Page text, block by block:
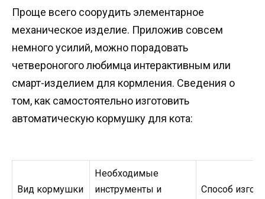
Проще всего соорудить элементарное
механическое изделие. Приложив совсем
немного усилий, можно порадовать
четвероногого любимца интерактивным или
смарт-изделием для кормления. Сведения о
том, как самостоятельно изготовить
автоматическую кормушку для кота:
Вид кормушки
Необходимые
инструменты и
Способ